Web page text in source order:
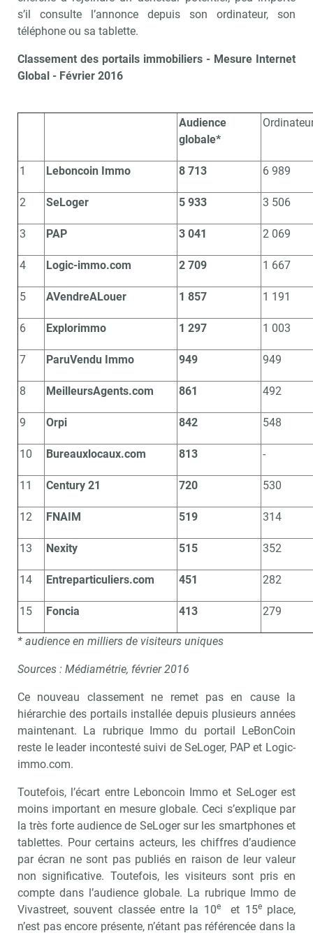
s’il consulte l’annonce depuis son ordinateur, son
téléphone ou sa tablette.
Classement des portails immobiliers - Mesure Internet
Global - Février 2016
Audience
globale*
1 Leboncoin Immo 8 713 6 989
2 SeLoger 5 933 3 506
3 PAP 3 041 2 069
4 Logic-immo.com 2 709 1 667
5 AVendreALouer 1 857 1 191
6 Explorimmo 1 297 1 003
7 ParuVendu Immo 949 949
8 MeilleursAgents.com 861 492
9 Orpi 842 548
10 Bureauxlocaux.com 813 -
11 Century 21 720 530
12 FNAIM 519 314
13 Nexity 515 352
14 Entreparticuliers.com 451 282
15 Foncia 413 279
* audience en milliers de visiteurs uniques
Sources : Médiamétrie, février 2016
Ce nouveau classement ne remet pas en cause la
hiérarchie des portails installée depuis plusieurs années
maintenant. La rubrique Immo du portail LeBonCoin
reste le leader incontesté suivi de SeLoger, PAP et Logic-
immo.com.
Toutefois, l’écart entre Leboncoin Immo et SeLoger est
moins important en mesure globale. Ceci s’explique par
la très forte audience de SeLoger sur les smartphones et
tablettes. Pour certains acteurs, les chiffres d’audience
par écran ne sont pas publiés en raison de leur valeur
non significative. Toutefois, les visiteurs sont pris en
compte dans l’audience globale. La rubrique Immo de
Vivastreet, souvent classée entre la 10eet 15eplace,
n’est pas encore présente, n’étant pas référencée dans la
Recevoir Immo Matin